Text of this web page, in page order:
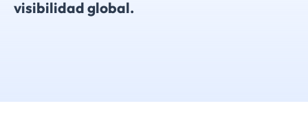
visibilidad global.